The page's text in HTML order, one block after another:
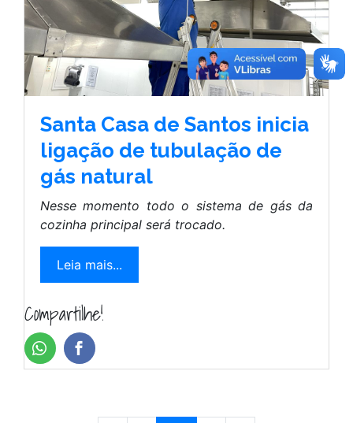
Santa Casa de Santos inicia
ligação de tubulação de
gás natural
Nesse momento todo o sistema de gás da
cozinha principal será trocado.
Leia mais...
Compartilhe!